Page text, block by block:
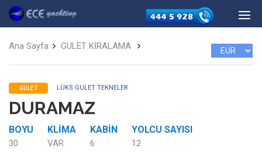
Ana Sayfa GULET KİRALAMA
GULET LÜKS GULET TEKNELER
DURAMAZ
BOYU
30
KLIMA
VAR
KABIN
6
YOLCU SAYISI
12